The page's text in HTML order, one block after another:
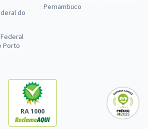
do
Federal
Porto
Pernambuco
RA 1000